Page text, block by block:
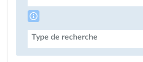
Type de recherche